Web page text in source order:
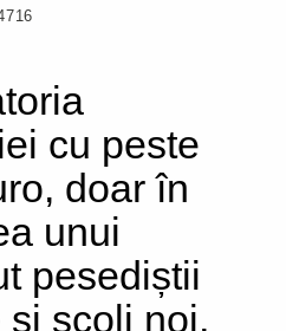
cu peste
doar în
unui
pesediștii
școli noi,